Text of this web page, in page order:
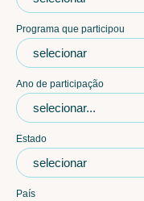
Programa que participou
Ano de participação
Estado
País